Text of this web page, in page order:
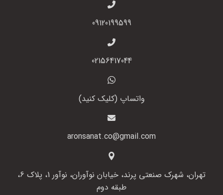
09120199599
02156417044
واتساپ (کلیک کنید)
aronsanat.co@gmail.com
تهران، شهرک صنعتی پرند، خیابان نوآوران، نوآور 1، پلاک 6،
طبقه دوم